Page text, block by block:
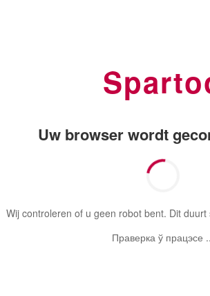
Uw browser wordt
Wij controleren of u geen robot bent. Dit
Праверка ў працэсе